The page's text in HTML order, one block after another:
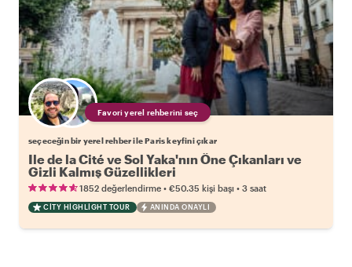
Favori yerel rehberini seç
seçeceğin bir yerel rehber ile Paris keyfini çıkar
Ile de la Cité ve Sol Yaka'nın Öne Çıkanları ve
Gizli Kalmış Güzellikleri
1852 değerlendirme • €50.35 kişi başı • 3 saat
CITY HIGHLIGHT TOUR ANINDA ONAYLI